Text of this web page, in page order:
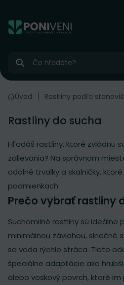
Hľadať
Úvod Rastliny podľa
Rastliny do sucha
Hľadáš rastliny, ktoré zvládnu
zalievania? Na správnom
odolné trvalky a skalničky,
podmienkach.
Prečo vybrať rastliny
Suchomilné rastliny sú ideálne
minimálnou závlahou, slnečné
sa voda rýchlo stráca. Tieto
špeciálne adaptácie ako
alebo voskový povrch, ktoré